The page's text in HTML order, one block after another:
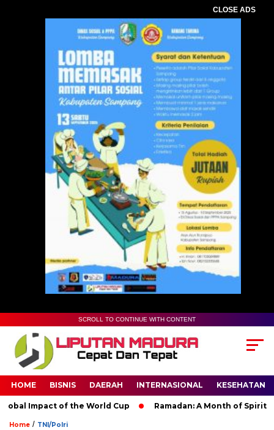
CLOSE ADS
SCROLL TO CONTINUE WITH CONTENT
HOME BISNIS DAERAH INTERNASIONAL KESEHATAN
Impact of the World Cup Ramadan: A Month of Spiritual
Home / TNI/Polri